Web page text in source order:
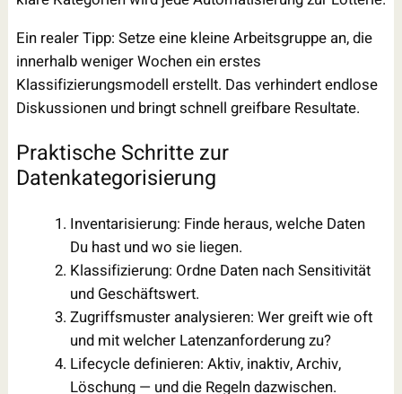
Ein realer Tipp: Setze eine kleine Arbeitsgruppe an, die
innerhalb weniger Wochen ein erstes
Klassifizierungsmodell erstellt. Das verhindert endlose
Diskussionen und bringt schnell greifbare Resultate.
Praktische Schritte zur
Datenkategorisierung
Inventarisierung: Finde heraus, welche Daten
Du hast und wo sie liegen.
Klassifizierung: Ordne Daten nach Sensitivität
und Geschäftswert.
Zugriffsmuster analysieren: Wer greift wie oft
und mit welcher Latenzanforderung zu?
Lifecycle definieren: Aktiv, inaktiv, Archiv,
Löschung — und die Regeln dazwischen.